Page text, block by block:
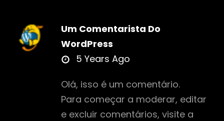
Um Comentarista Do
WordPress
says:5 Years Ago
Olá, isso é um comentário.
Para começar a moderar, editar
e excluir comentários, visite a